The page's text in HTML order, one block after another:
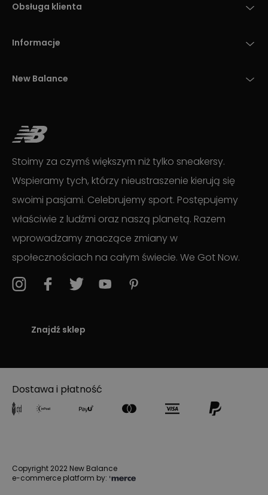
Obsługa klienta
Informacje
New Balance
Stoimy za czymś większym niż tylko sneakersy.
Wspieramy tych, którzy nieustraszenie kierują się
swoimi pasjami. Celebrujemy sport. Postępujemy
właściwie z ludźmi oraz naszą planetą. Razem
wprowadzamy znaczące zmiany w
społecznościach na całym świecie. We Got Now.
Znajdź sklep
Dostawa i płatność
Copyright 2022 New Balance
e-commerce platform by: